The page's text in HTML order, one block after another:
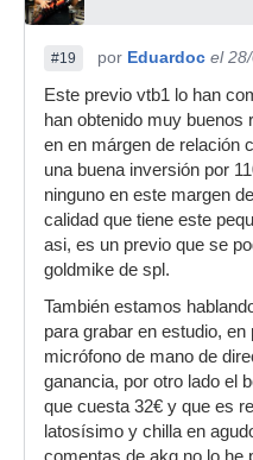
#19 por Eduardoc el
Este previo vtb1 lo han
han obtenido muy buenos
en en márgen de relación
una buena inversión por
ninguno en este margen
calidad que tiene este
asi, es un previo que se
goldmike de spl.
También estamos
para grabar en estudio,
micrófono de mano de
ganancia, por otro lado el
que cuesta 32€ y que es
latosísimo y chilla en